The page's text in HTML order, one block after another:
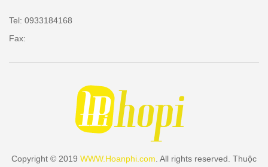
Tel: 0933184168
Fax:
Copyright © 2019 WWW.Hoanphi.com . All rights reserved. Thuộc